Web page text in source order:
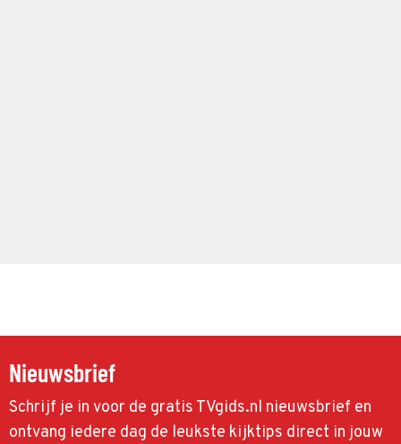
Nieuwsbrief
Schrijf je in voor de gratis TVgids.nl nieuwsbrief en
ontvang iedere dag de leukste kijktips direct in jouw